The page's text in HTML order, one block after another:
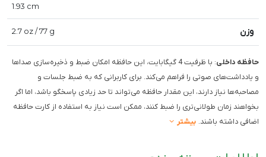
1.93 cm
وزن 2.7 oz / 77 g
حافظه داخلی
: با ظرفیت 4 گیگابایت، این حافظه امکان ضبط و ذخیره‌سازی صداها
و یادداشت‌های صوتی را فراهم می‌کند. برای کاربرانی که به ضبط جلسات و
مصاحبه‌ها نیاز دارند، این مقدار حافظه می‌تواند تا حد زیادی پاسخگو باشد، اما اگر
بخواهند زمان طولانی‌تری را ضبط کنند، ممکن است نیاز به استفاده از کارت حافظه
اضافی داشته باشند. بیشتر